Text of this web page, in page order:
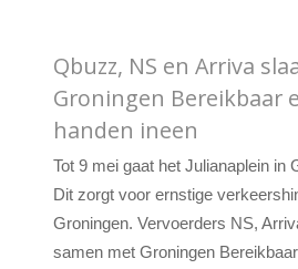
Qbuzz, NS en Arriva
Groningen Bereikbaar
handen ineen
Tot 9 mei gaat het Julianaplein in
Dit zorgt voor ernstige
Groningen. Vervoerders NS,
samen met Groningen